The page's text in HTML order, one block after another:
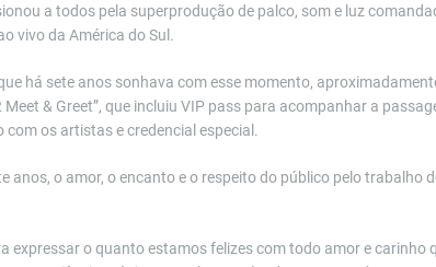
a todos pela superprodução de palco, som e luz
vivo da América do Sul.
há sete anos sonhava com esse momento,
Meet & Greet”, que incluiu VIP pass para acompanhar a
os artistas e credencial especial.
anos, o amor, o encanto e o respeito do público pelo trabalho
expressar o quanto estamos felizes com todo amor e carinho